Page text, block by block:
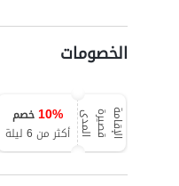
الخصومات
ا
ل
إ
ق
ا
م
ة
ق
ص
ي
ر
ة
ا
ل
م
د ى 10%
خصم
أكثر من 6 ليلة